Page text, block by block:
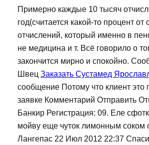
Примерно каждые 10 тысяч
год(считается какой-то процент
отчислений, который именно в
не медицина и т. Всё говорило о
закончится мирно и спокойно.
Швец Заказать Сустамед
сообщение Потому что клиент это
заявке Комментарий Отправить
Банкир Регистрация: 09. Еле
мойву еще чуток лимонным соком
Лангепас 22 Июл 2012 22:37